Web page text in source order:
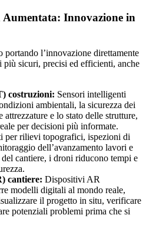
Innovazione in
portando l’innovazione direttamente
più sicuri, precisi ed efficienti, anche
costruzioni: Sensori intelligenti
ambientali, la sicurezza dei
e lo stato delle strutture,
per decisioni più informate.
per rilievi topografici, ispezioni di
dell’avanzamento lavori e
cantiere, i droni riducono tempi e
cantiere: Dispositivi AR
modelli digitali al mondo reale,
il progetto in situ, verificare
potenziali problemi prima che si